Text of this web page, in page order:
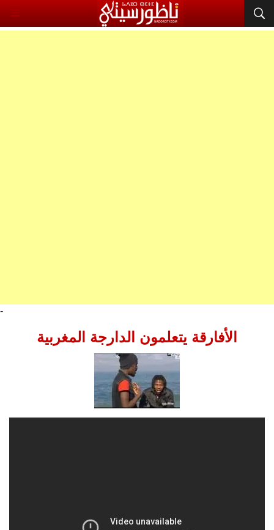
-
الأفارقة يتعلمون الدارجة المغربية